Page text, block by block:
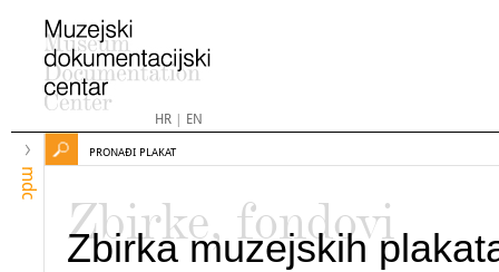
HR| EN
mdc
PRONAĐI PLAKAT
Zbirke, fondovi
Zbirka muzejskih